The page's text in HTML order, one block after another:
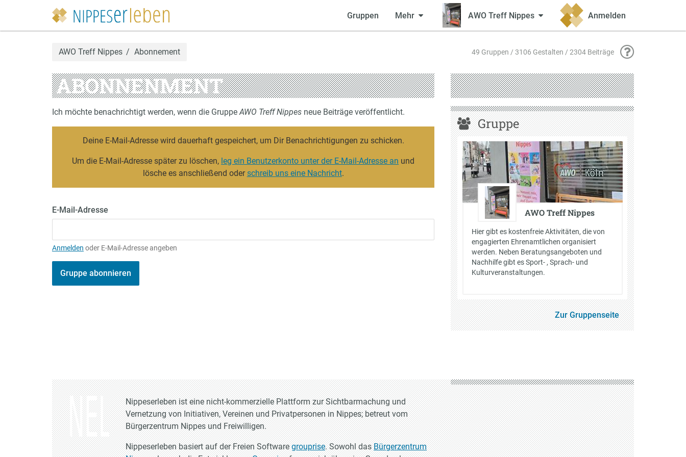
Gruppen Mehr AWO Treff Nippes Anmelden
AWO Treff Nippes Abonnement 49 Gruppen / 3106 Gestalten / 2304 Beiträge
ABONNENMENT
Ich möchte benachrichtigt werden, wenn die GruppeAWO Treff Nippes neue Beiträge veröffentlicht.
Deine E-Mail-Adresse wird dauerhaft gespeichert, um Dir Benachrichtigungen zu schicken.
Um die E-Mail-Adresse später zu löschen, leg ein Benutzerkonto unter der E-Mail-Adresse an und
lösche es anschließend oderschreib uns eine Nachricht.
E-Mail-Adresse
Anmelden oder E-Mail-Adresse angeben
Gruppe abonnieren
Gruppe
AWO Treff Nippes
Hier gibt es kostenfreie Aktivitäten, die von
engagierten Ehrenamtlichen organisiert
werden. Neben Beratungsangeboten und
Nachhilfe gibt es Sport- , Sprach- und
Kulturveranstaltungen.
Zur Gruppenseite
Nippeserleben ist eine nicht-kommerzielle Plattform zur Sichtbarmachung und
Vernetzung von Initiativen, Vereinen und Privatpersonen in Nippes; betreut vom
Bürgerzentrum Nippes und Freiwilligen.
Nippeserleben basiert auf der Freien Softwaregrouprise. Sowohl dasBürgerzentrum